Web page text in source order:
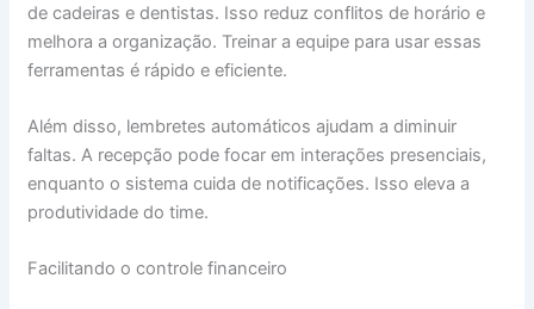
de cadeiras e dentistas. Isso reduz conflitos de horário e
melhora a organização. Treinar a equipe para usar essas
ferramentas é rápido e eficiente.
Além disso, lembretes automáticos ajudam a diminuir
faltas. A recepção pode focar em interações presenciais,
enquanto o sistema cuida de notificações. Isso eleva a
produtividade do time.
Facilitando o controle financeiro